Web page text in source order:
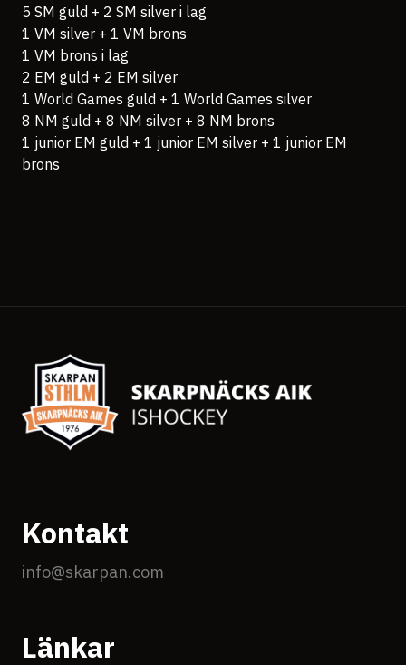
5 SM guld + 2 SM silver i lag
1 VM silver + 1 VM brons
1 VM brons i lag
2 EM guld + 2 EM silver
1 World Games guld + 1 World Games silver
8 NM guld + 8 NM silver + 8 NM brons
1 junior EM guld + 1 junior EM silver + 1 junior EM
brons
Kontakt
info@skarpan.com
Länkar